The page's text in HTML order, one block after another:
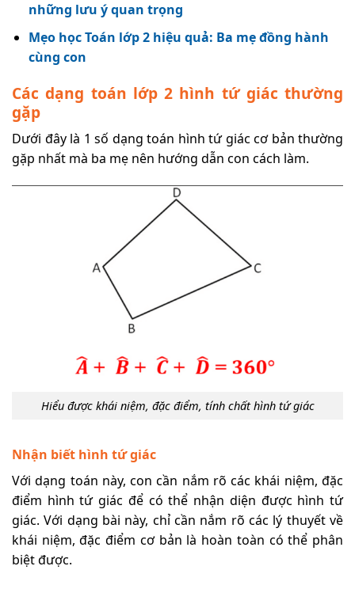
những lưu ý quan trọng
Mẹo học Toán lớp 2 hiệu quả: Ba mẹ đồng hành
cùng con
Các dạng toán lớp 2 hình tứ giác thường
gặp
Dưới đây là 1 số dạng toán hình tứ giác cơ bản thường
gặp nhất mà ba mẹ nên hướng dẫn con cách làm.
Hiểu được khái niệm, đặc điểm, tính chất hình tứ giác
Nhận biết hình tứ giác
Với dạng toán này, con cần nắm rõ các khái niệm, đặc
điểm hình tứ giác để có thể nhận diện được hình tứ
giác. Với dạng bài này, chỉ cần nắm rõ các lý thuyết về
khái niệm, đặc điểm cơ bản là hoàn toàn có thể phân
biệt được.